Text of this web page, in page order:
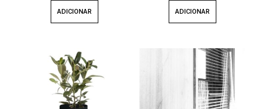
ADICIONAR ADICIONAR